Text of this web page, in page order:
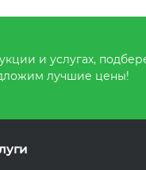
и услугах,
лучшие цены!